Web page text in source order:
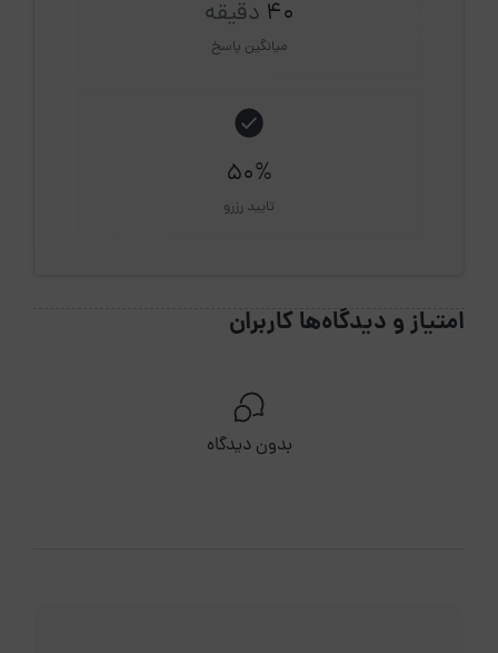
40 دقیقه
میانگین پاسخ
50%
تایید رزرو
امتیاز و دیدگاه‌ها کاربران
بدون دیدگاه